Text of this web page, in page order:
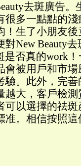
去斑廣告
很多一點點的
！生了小朋友
New Beauty
是否真的work
會被用戶和市
驗。此外，完
越大，客戶檢
可以選擇的祛
准。相信按照